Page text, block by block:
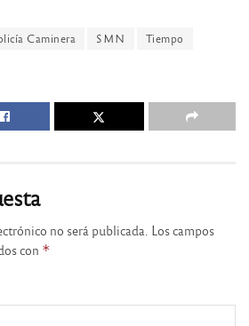
Caminera SMN Tiempo
no será publicada. Los campos
con *